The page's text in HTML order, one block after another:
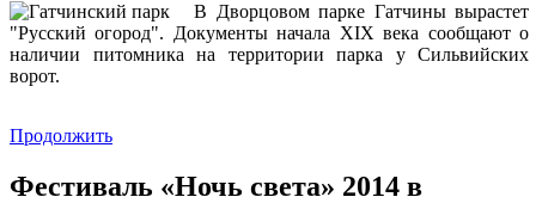
В Дворцовом парке Гатчины вырастет
"Русский огород". Документы начала XIX века сообщают о
наличии питомника на территории парка у Сильвийских
ворот.
Продолжить
Фестиваль «Ночь света» 2014 в